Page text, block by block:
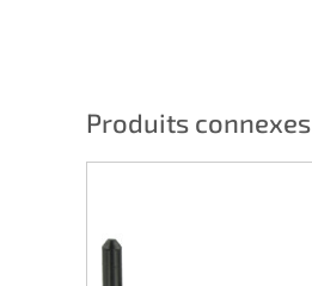
Produits connexes